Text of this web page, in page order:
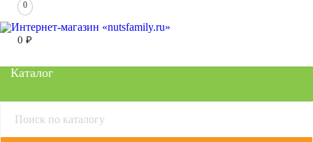
0
0 ₽
Каталог